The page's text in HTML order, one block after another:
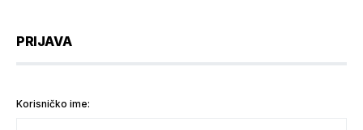
PRIJAVA
Korisničko ime: